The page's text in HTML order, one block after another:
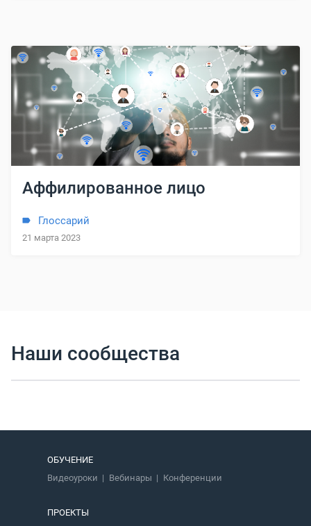
Аффилированное лицо
Глоссарий
21 марта 2023
Наши сообщества
ОБУЧЕНИЕ
Видеоуроки
Вебинары Конференции
ПРОЕКТЫ